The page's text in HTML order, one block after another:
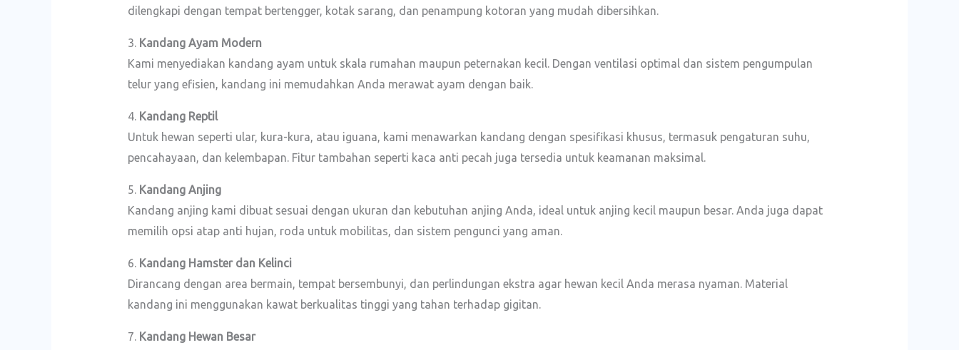
dilengkapi dengan tempat bertengger, kotak sarang, dan penampung kotoran yang mudah dibersihkan.
3. Kandang Ayam Modern
Kami menyediakan kandang ayam untuk skala rumahan maupun peternakan kecil. Dengan ventilasi optimal dan sistem pengumpulan
telur yang efisien, kandang ini memudahkan Anda merawat ayam dengan baik.
4. Kandang Reptil
Untuk hewan seperti ular, kura-kura, atau iguana, kami menawarkan kandang dengan spesifikasi khusus, termasuk pengaturan suhu,
pencahayaan, dan kelembapan. Fitur tambahan seperti kaca anti pecah juga tersedia untuk keamanan maksimal.
5. Kandang Anjing
Kandang anjing kami dibuat sesuai dengan ukuran dan kebutuhan anjing Anda, ideal untuk anjing kecil maupun besar. Anda juga dapat
memilih opsi atap anti hujan, roda untuk mobilitas, dan sistem pengunci yang aman.
6. Kandang Hamster dan Kelinci
Dirancang dengan area bermain, tempat bersembunyi, dan perlindungan ekstra agar hewan kecil Anda merasa nyaman. Material
kandang ini menggunakan kawat berkualitas tinggi yang tahan terhadap gigitan.
7. Kandang Hewan Besar